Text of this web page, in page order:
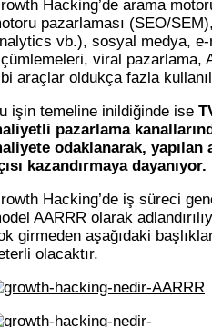
Hacking’de arama
pazarlaması (SEO/
vb.), sosyal medya,
viral pazarlama,
araçlar oldukça fazla
işin temeline inildiğinde ise
pazarlama
odaklanarak,
kazandırmaya dayanıyor.
Hacking’de iş süreci
AARRR olarak
girmeden aşağıdaki
olacaktır.